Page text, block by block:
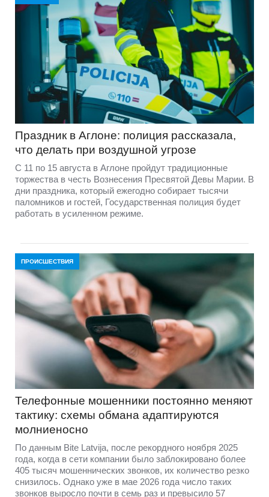
Праздник в Аглоне: полиция рассказала,
что делать при воздушной угрозе
С 11 по 15 августа в Аглоне пройдут традиционные
торжества в честь Вознесения Пресвятой Девы Марии. В
дни праздника, который ежегодно собирает тысячи
паломников и гостей, Государственная полиция будет
работать в усиленном режиме.
ПРОИСШЕСТВИЯ
Телефонные мошенники постоянно меняют
тактику: схемы обмана адаптируются
молниеносно
По данным Bite Latvija, после рекордного ноября 2025
года, когда в сети компании было заблокировано более
405 тысяч мошеннических звонков, их количество резко
снизилось. Однако уже в мае 2026 года число таких
звонков выросло почти в семь раз и превысило 57